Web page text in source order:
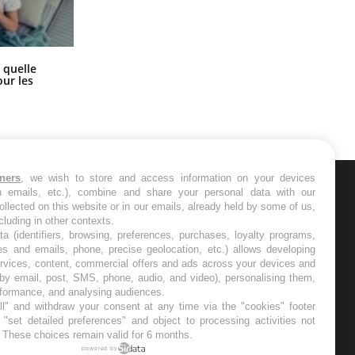
quelle
les
les semaines les meilleures
, we wish to store and access information on your devices
emails, etc.), combine and share your personal data with our
on this website or in our emails, already held by some of us,
in other contexts.
(identifiers, browsing, preferences, purchases, loyalty programs,
and emails, phone, precise geolocation, etc.) allows developing
content, commercial offers and ads across your devices and
email, post, SMS, phone, audio, and video), personalising them,
and analysing audiences.
and withdraw your consent at any time via the "cookies" footer
detailed preferences" and object to processing activities not
choices remain valid for 6 months.
powered by